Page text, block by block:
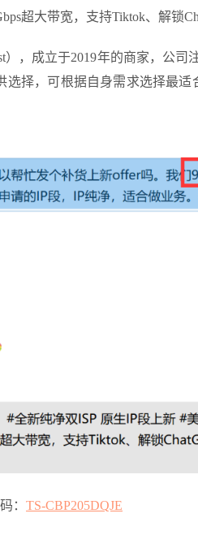
超大带宽，支持Tiktok、解锁
），成立于2019年的商家，公
选择，可根据自身需求选择最
： TS-CBP205DQJE